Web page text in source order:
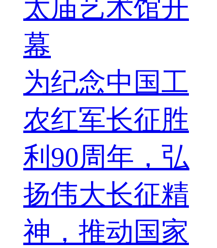
太庙艺术馆开
幕
为纪念中国工
农红军长征胜
利90周年，弘
扬伟大长征精
神，推动国家